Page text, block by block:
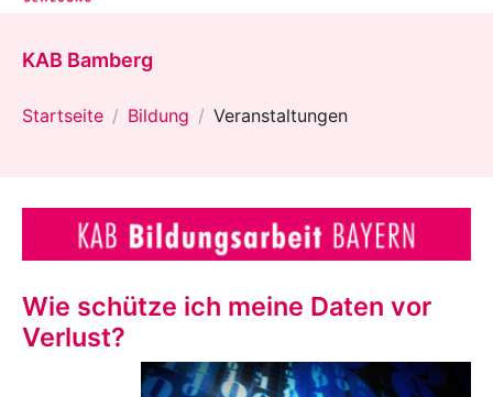
KAB Bamberg
Startseite Bildung Veranstaltungen
Wie schütze ich meine Daten vor
Verlust?